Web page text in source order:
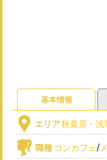
基本情報
エリア秋葉原・浅
職種 コンカフェ/